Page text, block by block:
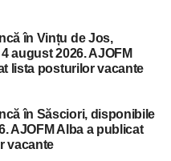
în Vințu de Jos,
august 2026. AJOFM
lista posturilor vacante
în Săsciori, disponibile
AJOFM Alba a publicat
vacante